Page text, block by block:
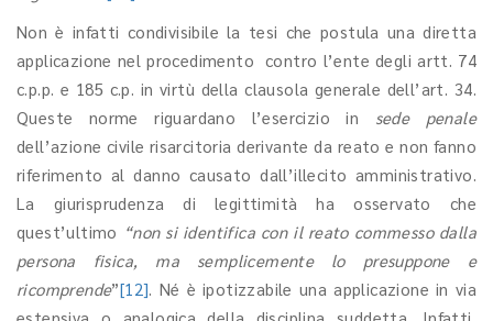
Non è infatti condivisibile la tesi che postula una diretta
applicazione nel procedimento contro l’ente degli artt. 74
c.p.p. e 185 c.p. in virtù della clausola generale dell’art. 34.
Queste norme riguardano l’esercizio in sede penale
dell’azione civile risarcitoria derivante da reato e non fanno
riferimento al danno causato dall’illecito amministrativo.
La giurisprudenza di legittimità ha osservato che
quest’ultimo “non si identifica con il reato commesso dalla
persona fisica, ma semplicemente lo presuppone e
ricomprende”[12]. Né è ipotizzabile una applicazione in via